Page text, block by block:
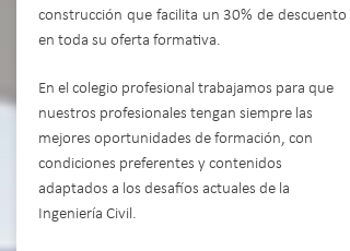
construcción que facilita un 30% de descuento
en toda su oferta formativa.
En el colegio profesional trabajamos para que
nuestros profesionales tengan siempre las
mejores oportunidades de formación, con
condiciones preferentes y contenidos
adaptados a los desafíos actuales de la
Ingeniería Civil.